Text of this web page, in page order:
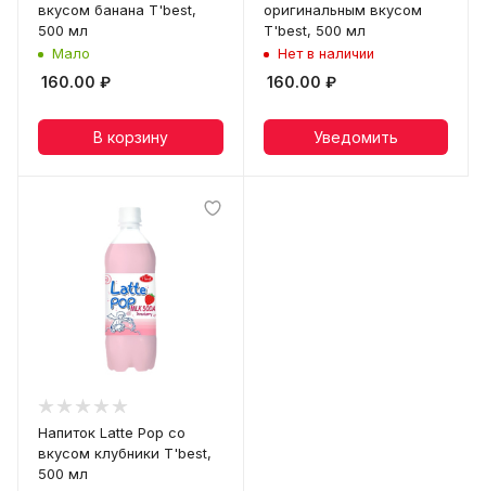
вкусом банана T'best,
500 мл
Мало
160.00 ₽
В корзину
оригинальным вкусом
T'best, 500 мл
Нет в наличии
160.00 ₽
Уведомить
Напиток Latte Pop со
вкусом клубники T'best,
500 мл